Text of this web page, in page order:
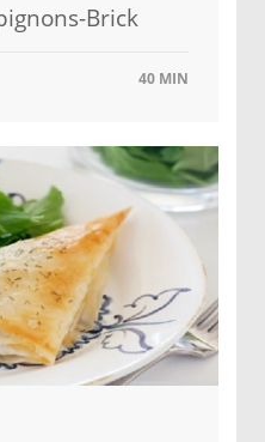
Brick
40 MIN